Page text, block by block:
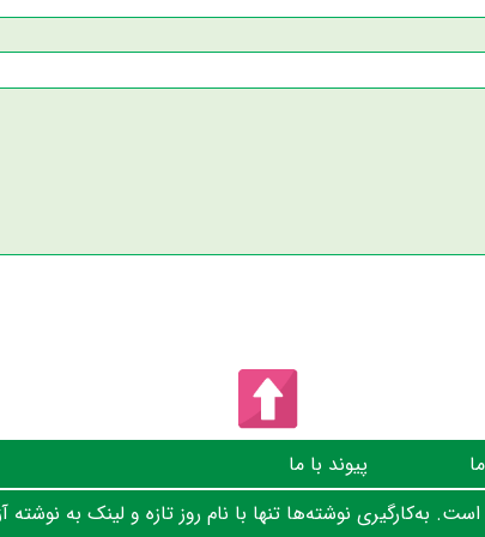
به‌کارگیری نوشته‌ها تنها با نام روز تازه و لینک به نوشته
پیوند با ما